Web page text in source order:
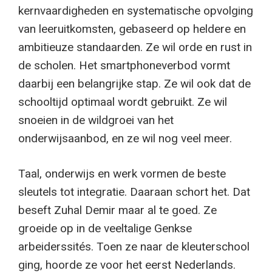
kernvaardigheden en systematische opvolging
van leeruitkomsten, gebaseerd op heldere en
ambitieuze standaarden. Ze wil orde en rust in
de scholen. Het smartphoneverbod vormt
daarbij een belangrijke stap. Ze wil ook dat de
schooltijd optimaal wordt gebruikt. Ze wil
snoeien in de wildgroei van het
onderwijsaanbod, en ze wil nog veel meer.
Taal, onderwijs en werk vormen de beste
sleutels tot integratie. Daaraan schort het. Dat
beseft Zuhal Demir maar al te goed. Ze
groeide op in de veeltalige Genkse
arbeiderssités. Toen ze naar de kleuterschool
ging, hoorde ze voor het eerst Nederlands.